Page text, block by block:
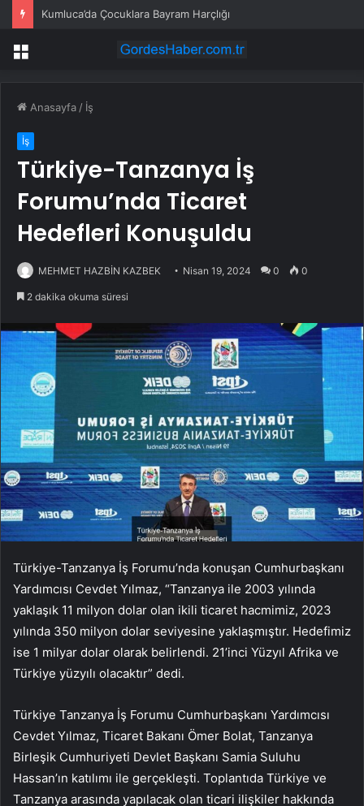
Kumluca’da Çocuklara Bayram Harçlığı
Menü
Anasayfa / İş
İş
Türkiye-Tanzanya İş
Forumu’nda Ticaret
Hedefleri Konuşuldu
MEHMET HAZBİN KAZBEK Nisan 19, 2024 0 0
2 dakika okuma süresi
Türkiye-Tanzanya İş Forumu’nda konuşan Cumhurbaşkanı
Yardımcısı Cevdet Yılmaz, “Tanzanya ile 2003 yılında
yaklaşık 11 milyon dolar olan ikili ticaret hacmimiz, 2023
yılında 350 milyon dolar seviyesine yaklaşmıştır. Hedefimiz
ise 1 milyar dolar olarak belirlendi. 21’inci Yüzyıl Afrika ve
Türkiye yüzyılı olacaktır” dedi.
Türkiye Tanzanya İş Forumu Cumhurbaşkanı Yardımcısı
Cevdet Yılmaz, Ticaret Bakanı Ömer Bolat, Tanzanya
Birleşik Cumhuriyeti Devlet Başkanı Samia Suluhu
Hassan’ın katılımı ile gerçekleşti. Toplantıda Türkiye ve
Tanzanya arasında yapılacak olan ticari ilişkiler hakkında